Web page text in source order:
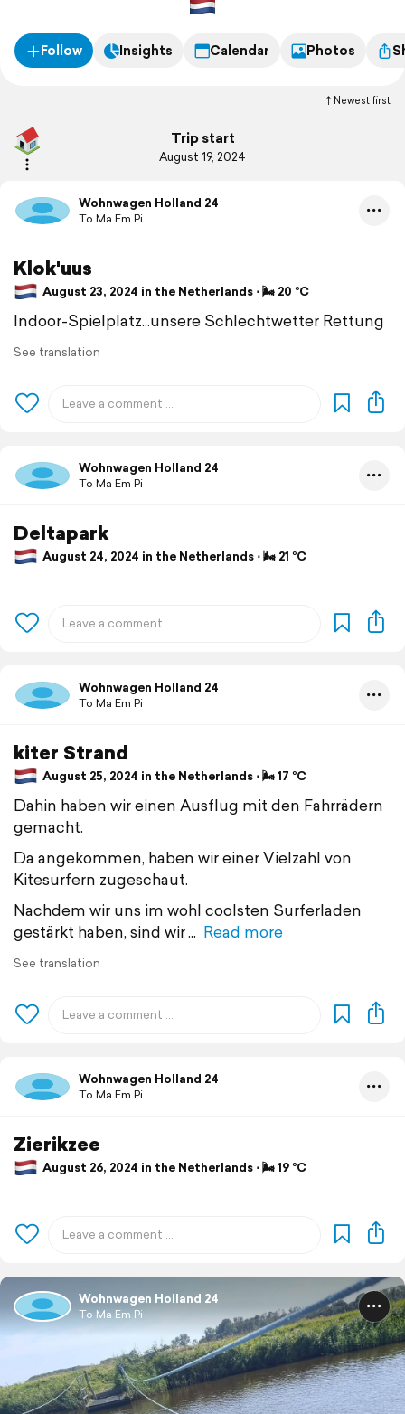
Ankunft: 12:00
----------
Abreise am 29.8.2024:
Fahrtzeit (mit 20 Minuten Pause) 8:40
Follow Insights Calendar Photos
Newest first
Trip start
August 19, 2024
Wohnwagen Holland 24
To Ma Em Pi
Klok'uus
August 23, 2024 in the Netherlands ⋅ 🌬 20 °C
Indoor-Spielplatz...unsere Schlechtwetter Rettung
See translation
Wohnwagen Holland 24
To Ma Em Pi
Deltapark
August 24, 2024 in the Netherlands ⋅ 🌬 21 °C
Wohnwagen Holland 24
To Ma Em Pi
kiter Strand
August 25, 2024 in the Netherlands ⋅ 🌬 17 °C
Dahin haben wir einen Ausflug mit den Fahrrädern
gemacht.
Da angekommen, haben wir einer Vielzahl von
Kitesurfern zugeschaut.
Nachdem wir uns im wohl coolsten Surferladen
gestärkt haben, sind wir
Read more
See translation
Wohnwagen Holland 24
To Ma Em Pi
Zierikzee
August 26, 2024 in the Netherlands ⋅ 🌬 19 °C
Wohnwagen Holland 24
To Ma Em Pi